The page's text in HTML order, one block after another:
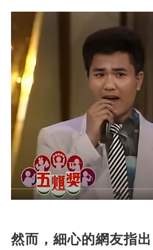
然而，細心的網友指